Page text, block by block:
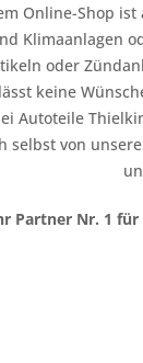
Online-Shop
Klimaanlagen
oder
keine
Autoteile
selbst von
Partner Nr. 1 für